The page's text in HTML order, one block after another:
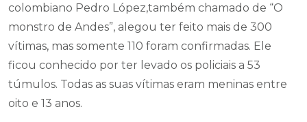
colombiano Pedro López,também chamado de “O
monstro de Andes”, alegou ter feito mais de 300
vítimas, mas somente 110 foram confirmadas. Ele
ficou conhecido por ter levado os policiais a 53
túmulos. Todas as suas vítimas eram meninas entre
oito e 13 anos.